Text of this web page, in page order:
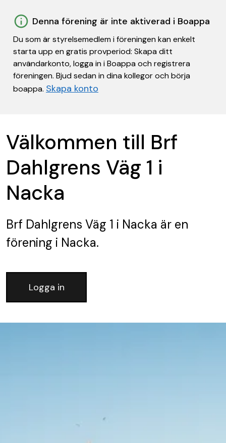
Denna förening är inte aktiverad i Boappa
Du som är styrelsemedlem i föreningen kan enkelt
starta upp en gratis provperiod: Skapa ditt
användarkonto, logga in i Boappa och registrera
föreningen. Bjud sedan in dina kollegor och börja
boappa. Skapa konto
Välkommen till Brf
Dahlgrens Väg 1 i
Nacka
Brf Dahlgrens Väg 1 i Nacka är en
förening i Nacka.
Logga in